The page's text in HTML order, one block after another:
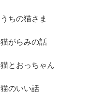
うちの猫さま
猫がらみの話
猫とおっちゃん
猫のいい話